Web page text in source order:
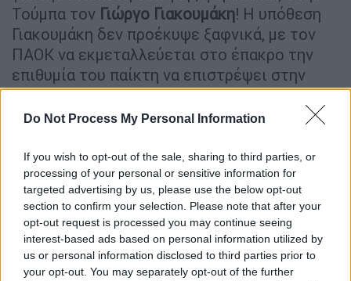
Do Not Process My Personal Information
If you wish to opt-out of the sale, sharing to third parties, or
processing of your personal or sensitive information for
targeted advertising by us, please use the below opt-out
section to confirm your selection. Please note that after your
opt-out request is processed you may continue seeing
interest-based ads based on personal information utilized by
us or personal information disclosed to third parties prior to
your opt-out. You may separately opt-out of the further
Τούμπα τον Γιώργο Γιακουμάκη! Η υπόθεση
Γιακουμάκη δεν προέκυψε ξαφνικά, με τον
ΠΑΟΚ να εκμεταλλεύεται στο έπακρο την
επιθυμία του παίκτη να επιστρέψει στην
Ευρώπη και να επαναπατριστεί για
λογαριασμό του Δικεφάλου του Βορρά.
ΔΙΑΒΑΣΤΕ ΕΠΙΣΗΣ
Αθλητισμός|10.08.2025 16:48
Σπάει τα ταμεία ο ΠΑΟΚ για τον
Χρήστο Ζαφείρη: Νέα πρόταση στη
Σλάβια ύψους 10,5 + 1,5 εκατ. ευρώ!